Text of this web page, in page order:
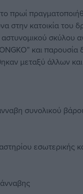
πρωί
στην κατοικία του
σκύλου
και παρουσία
μεταξύ άλλων
συνολικού
εσωτερικής